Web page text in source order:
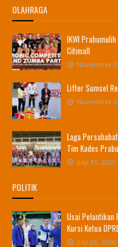
OLAHRAGA
IKWI
Citimall
November
Lifter Sumsel
November
Laga
Tim Kades
July 13, 2025
POLITIK
Usai Pelantikan
Kursi Ketua
July 26, 2026